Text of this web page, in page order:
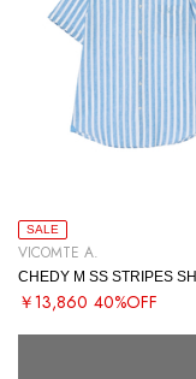
SALE
VICOMTE A.
CHEDY M SS STRIPES
￥13,860 40%OFF